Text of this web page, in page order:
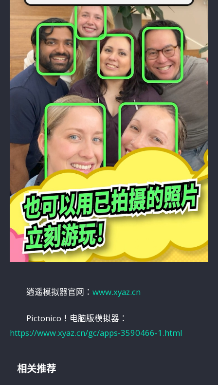
逍遥模拟器官网： www.xyaz.cn
Pictonico！电脑版模拟器：
https://www.xyaz.cn/gc/apps-3590466-1.html
相关推荐